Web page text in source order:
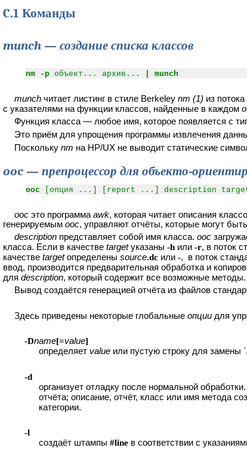
C.1 Команды
munch — создание списка классов
nm -p объект... архив... | munch
munch читает листинг в стиле Berkeley nm (1) из
с указателями на функции классов, найденные в каждом
Функция класса — любое имя, которое появляется с
Это приём для упрощения программы извлечения
Поскольку nm на HP/UX не выводит статические
ooc — препроцессор для объекто-
ooc [опция ...] [report ...] description
ooc это программа awk, которая читает описания
генерируемым ooc, управляют отчёты, которые могут
description представляет собой имя класса. ooc
класса. Если в качестве targetуказаны -h или -r, в поток
качестве targetопределены source.dc или -, в поток
ввод, производится предварительная обработка и
для description, который содержит все возможные методы.
Вывод создаётся генерацией отчёта из файлов
Здесь приведены некоторые глобальные опции для
-Dname[=value]
определяет value или пустую строку для замены
-d
организует отладку после нормальной
отчёта; описание, отчёт, класс или имя метода
категории.
-l
создаёт штампы #line в соответствии с